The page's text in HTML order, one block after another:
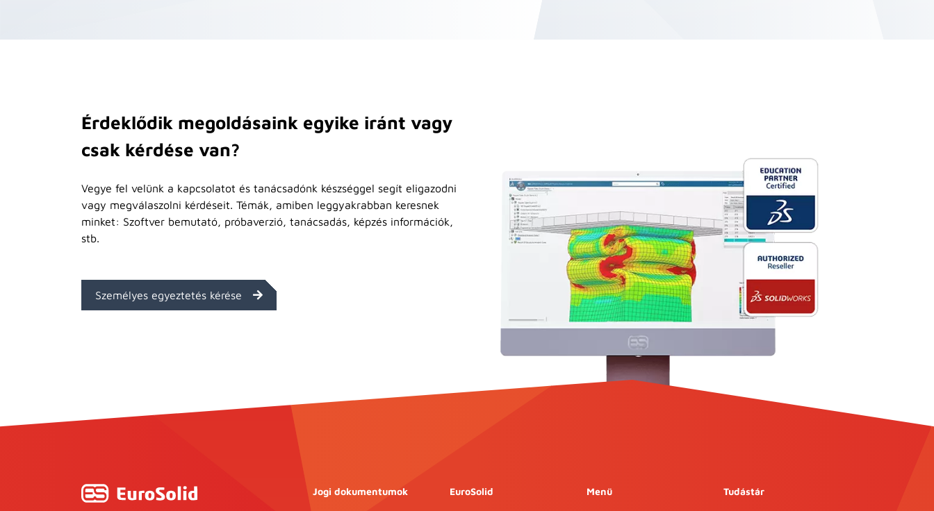
Érdeklődik megoldásaink egyike iránt vagy
csak kérdése van?
Vegye fel velünk a kapcsolatot és tanácsadónk készséggel segít eligazodni
vagy megválaszolni kérdéseit. Témák, amiben leggyakrabban keresnek
minket: Szoftver bemutató, próbaverzió, tanácsadás, képzés információk,
stb.
Személyes egyeztetés kérése
Jogi dokumentumok EuroSolid Menü Tudástár